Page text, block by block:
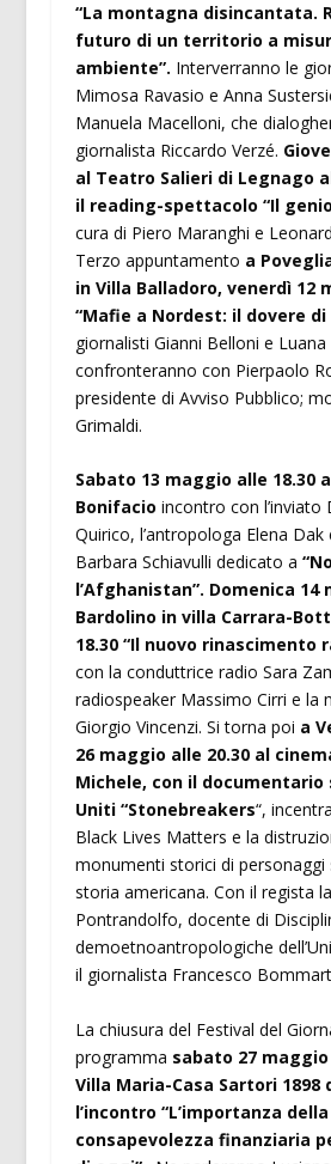
“La montagna disincantata.
futuro di un territorio a
ambiente”. Interverranno le
Mimosa Ravasio e Anna
Manuela Macelloni, che
giornalista Riccardo Verzé.
al Teatro Salieri di Legnago
il reading-spettacolo “Il
cura di Piero Maranghi e
Terzo appuntamento a
in Villa Balladoro, venerdì 12
“Mafie a Nordest: il dovere
giornalisti Gianni Belloni e
confronteranno con Pierpaolo
presidente di Avviso Pubblico;
Grimaldi.
Sabato 13 maggio alle 18.30
Bonifacio incontro con l’inviato
Quirico, l’antropologa Elena
Barbara Schiavulli dedicato a
l’Afghanistan”. Domenica 14
Bardolino in villa Carrara-
18.30 “Il nuovo rinascimento
con la conduttrice radio Sara
radiospeaker Massimo Cirri e la
Giorgio Vincenzi. Si torna poi a
26 maggio alle 20.30 al
Michele, con il
Uniti “Stonebreakers“,
Black Lives Matters e la
monumenti storici di personaggi
storia americana. Con il regista
Pontrandolfo, docente di
demoetnoantropologiche
il giornalista Francesco
La chiusura del Festival del
programma sabato 27 maggio
Villa Maria-Casa Sartori 1898
l’incontro “L’importanza della
consapevolezza finanziaria